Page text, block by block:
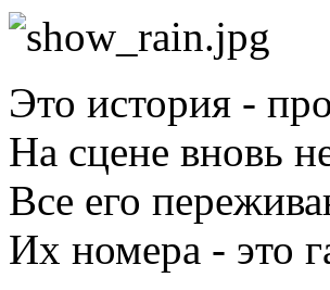
Это история -
На сцене вновь
Все его
Их номера - это